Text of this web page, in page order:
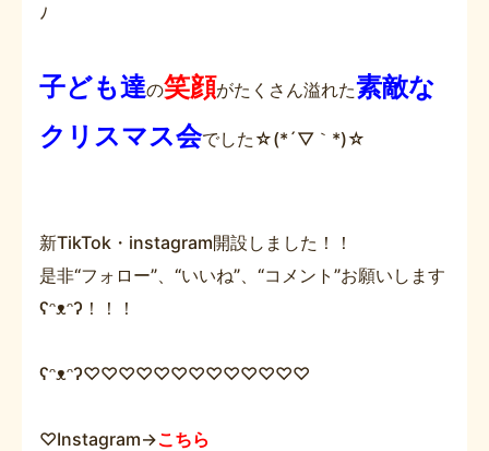
ﾉ
子ども達の笑顔がたくさん溢れた素敵な
クリスマス会でした☆(*´▽｀*)☆
新TikTok・instagram開設しました！！
是非“フォロー”、“いいね”、“コメント”お願いします
ʕᵔᴥᵔʔ！！！
ʕᵔᴥᵔʔ♡♡♡♡♡♡♡♡♡♡♡♡♡
♡Instagram→こちら